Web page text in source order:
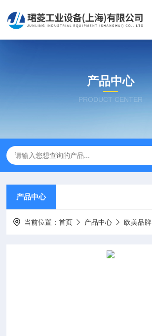
产品中心
PRODUCT CENTER
产品中心
当前位置：首页 产品中心 欧美品牌